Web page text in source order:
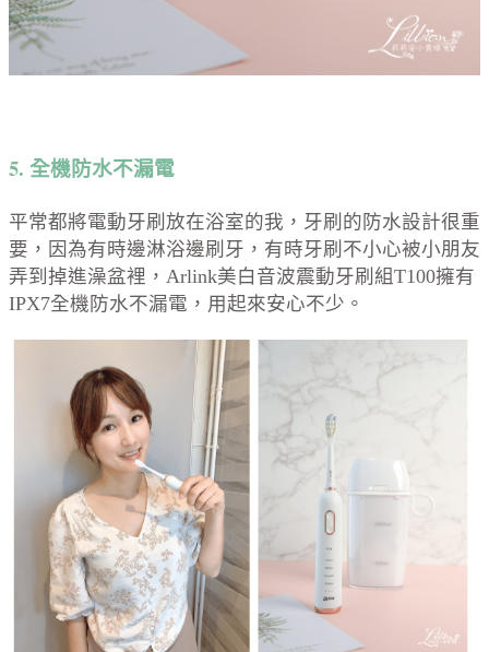
5. 全機防水不漏電
平常都將電動牙刷放在浴室的我，牙刷的防水設計很重
要，因為有時邊淋浴邊刷牙，有時牙刷不小心被小朋友
弄到掉進澡盆裡，Arlink美白音波震動牙刷組T100擁有
IPX7全機防水不漏電，用起來安心不少。